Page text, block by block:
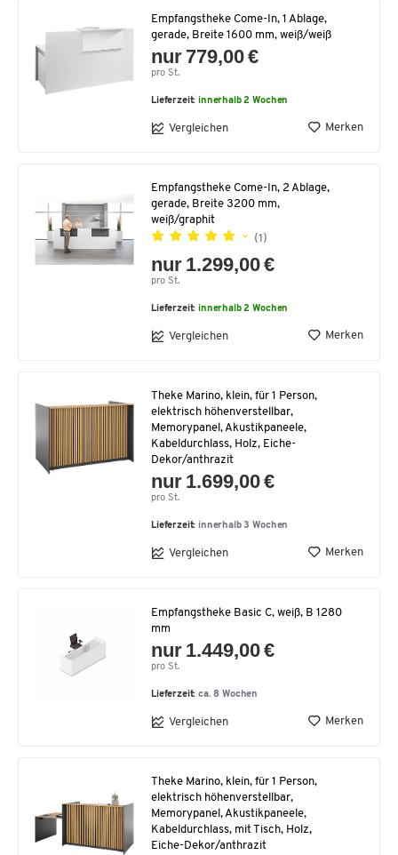
Empfangstheke Come-In, 1 Ablage,
gerade, Breite 1600 mm, weiß/weiß
nur 779,00 €
pro St.
Lieferzeit:innerhalb 2 Wochen
Vergleichen Merken
Empfangstheke Come-In, 2 Ablage,
gerade, Breite 3200 mm,
weiß/graphit
(1)
nur 1.299,00 €
pro St.
Lieferzeit:innerhalb 2 Wochen
Vergleichen Merken
Theke Marino, klein, für 1 Person,
elektrisch höhenverstellbar,
Memorypanel, Akustikpaneele,
Kabeldurchlass, Holz, Eiche-
Dekor/anthrazit
nur 1.699,00 €
pro St.
Lieferzeit: innerhalb 3 Wochen
Vergleichen Merken
Empfangstheke Basic C, weiß, B 1280
mm
nur 1.449,00 €
pro St.
Lieferzeit:ca. 8 Wochen
Vergleichen Merken
Theke Marino, klein, für 1 Person,
elektrisch höhenverstellbar,
Memorypanel, Akustikpaneele,
Kabeldurchlass, mit Tisch, Holz,
Eiche-Dekor/anthrazit